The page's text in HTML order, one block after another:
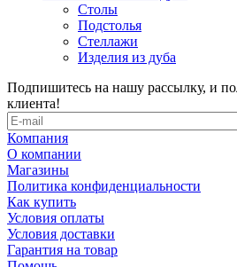
Столы
Подстолья
Стеллажи
Изделия из дуба
Подпишитесь на нашу рассылку, и
клиента!
Компания
О компании
Магазины
Политика конфиденциальности
Как купить
Условия оплаты
Условия доставки
Гарантия на товар